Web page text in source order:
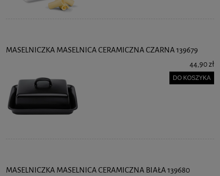
MASELNICZKA MASELNICA CERAMICZNA CZARNA 139679
44,90 zł
DO KOSZYKA
MASELNICZKA MASELNICA CERAMICZNA BIAŁA 139680